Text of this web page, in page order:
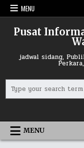
Skip
to
MENU
Pusat
jadwal sidang,
for:
MENU